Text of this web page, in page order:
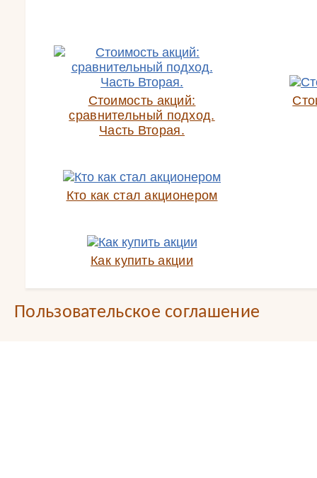
Стоимость акций:
сравнительный подход.
Часть Вторая.
Кто как стал акционером
Как купить акции
Пользовательское соглашение